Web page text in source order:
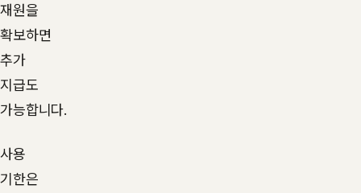
재원을
확보하면
추가
지급도
가능합니다.
사용
기한은